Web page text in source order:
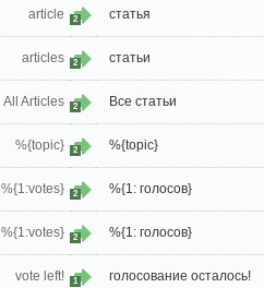
article 2 статья
articles 2 статьи
All Articles 2 Все статьи
%{topic} 2 %{topic}
%{1:votes} 2 %{1: голосов}
%{1:votes} 2 %{1: голосов}
vote left! 1 голосование осталось!